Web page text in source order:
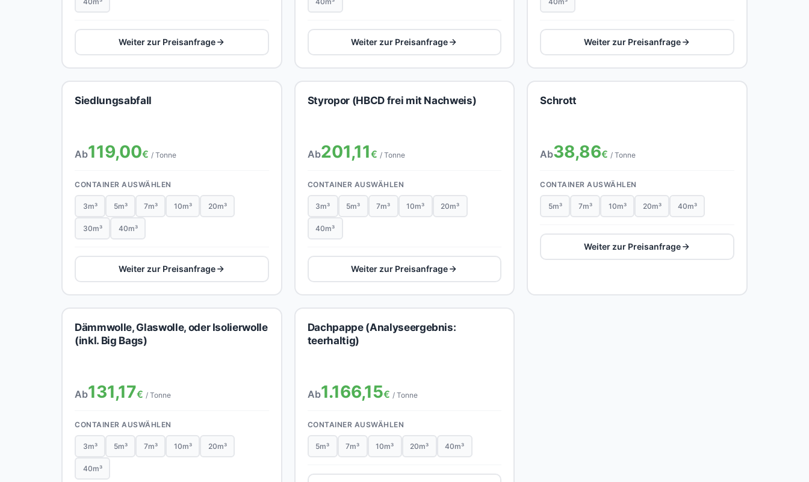
Weiter zur Preisanfrage Weiter zur Preisanfrage Weiter zur Preisanfrage
Siedlungsabfall
Ab119,00€ / Tonne
CONTAINER AUSWÄHLEN
3m³ 5m³ 7m³ 10m³ 20m³
30m³ 40m³
Weiter zur Preisanfrage
Styropor (HBCD frei mit Nachweis)
Ab201,11€ / Tonne
CONTAINER AUSWÄHLEN
3m³ 5m³ 7m³ 10m³ 20m³
40m³
Weiter zur Preisanfrage
Schrott
Ab38,86€ / Tonne
CONTAINER AUSWÄHLEN
5m³ 7m³ 10m³ 20m³ 40m³
Weiter zur Preisanfrage
Dämmwolle, Glaswolle, oder Isolierwolle
(inkl. Big Bags)
Ab131,17€ / Tonne
CONTAINER AUSWÄHLEN
3m³ 5m³ 7m³ 10m³ 20m³
40m³
Dachpappe (Analyseergebnis:
teerhaltig)
Ab1.166,15€ / Tonne
CONTAINER AUSWÄHLEN
5m³ 7m³ 10m³ 20m³ 40m³